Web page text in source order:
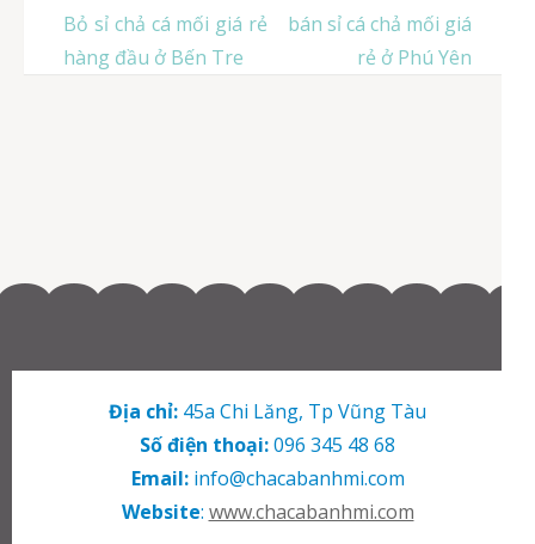
Điều
hướng
Bỏ sỉ chả cá mối giá rẻ
hàng đầu ở Bến Tre
bán sỉ cá chả mối giá
rẻ ở Phú Yên
Địa chỉ: 45a Chi Lăng, Tp Vũng Tàu
Số điện thoại:096 345 48 68
Email:info@chacabanhmi.com
Website: www.chacabanhmi.com